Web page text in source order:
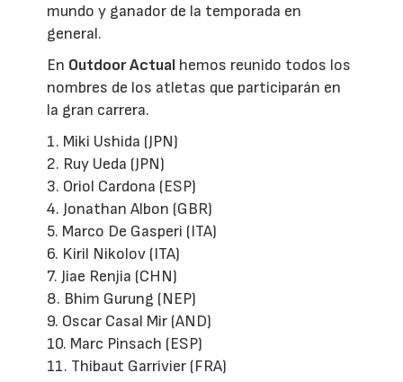
mundo y ganador de la temporada en
general.
En Outdoor Actual hemos reunido todos los
nombres de los atletas que participarán en
la gran carrera.
1. Miki Ushida (JPN)
2. Ruy Ueda (JPN)
3. Oriol Cardona (ESP)
4. Jonathan Albon (GBR)
5. Marco De Gasperi (ITA)
6. Kiril Nikolov (ITA)
7. Jiae Renjia (CHN)
8. Bhim Gurung (NEP)
9. Oscar Casal Mir (AND)
10. Marc Pinsach (ESP)
11. Thibaut Garrivier (FRA)